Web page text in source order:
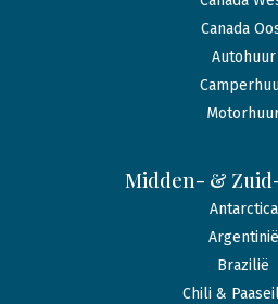
Canada
Autohuur
Midden- &
Antarctica
Argentinië
Brazilië
Chili &